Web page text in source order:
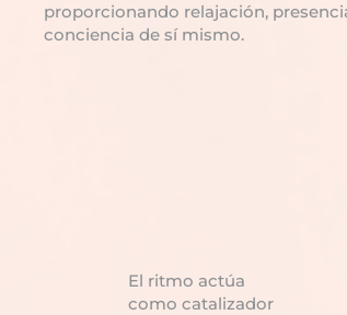
proporcionando relajación,
conciencia de sí mismo.
El ritmo actúa
como catalizador